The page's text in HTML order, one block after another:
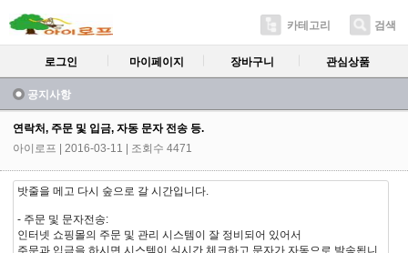
카테고리 검색
로그인 마이페이지 장바구니 관심상품
공지사항
연락처, 주문 및 입금, 자동 문자 전송 등.
아이로프
| 2016-03-11 | 조회수 4471
밧줄을 메고 다시 숲으로 갈 시간입니다.
- 주문 및 문자전송:
인터넷 쇼핑몰의 주문 및 관리 시스템이 잘 정비되어 있어서
주문과 입금을 하시면 시스템이 실시간 체크하고 문자가 자동으로 발송됩니